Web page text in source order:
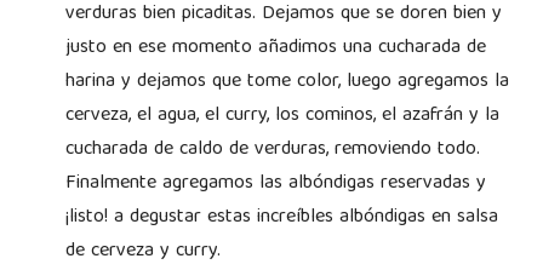
verduras bien picaditas. Dejamos que se doren bien y
justo en ese momento añadimos una cucharada de
harina y dejamos que tome color, luego agregamos la
cerveza, el agua, el curry, los cominos, el azafrán y la
cucharada de caldo de verduras, removiendo todo.
Finalmente agregamos las albóndigas reservadas y
¡listo! a degustar estas increíbles albóndigas en salsa
de cerveza y curry.